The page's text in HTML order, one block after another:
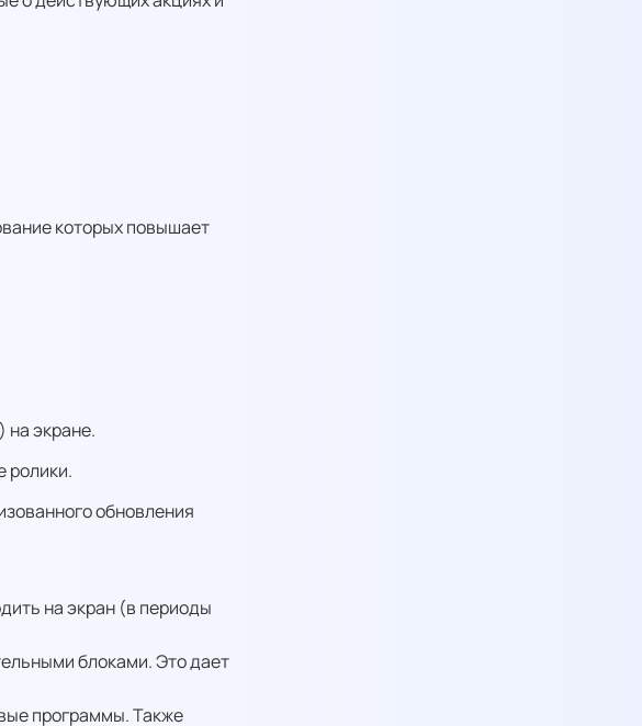
которых повышает
экране.
ролики.
обновления
на экран (в периоды
блоками. Это дает
программы. Также